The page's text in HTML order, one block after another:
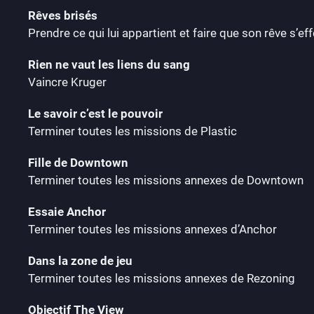
Rêves brisés
Prendre ce qui lui appartient et faire que son rêve
Rien ne vaut les liens du sang
Vaincre Kruger
Le savoir c’est le pouvoir
Terminer toutes les missions de Plastic
Fille de Downtown
Terminer toutes les missions annexes de Downtown
Essaie Anchor
Terminer toutes les missions annexes d’Anchor
Dans la zone de jeu
Terminer toutes les missions annexes de Rezoning
Objectif The View